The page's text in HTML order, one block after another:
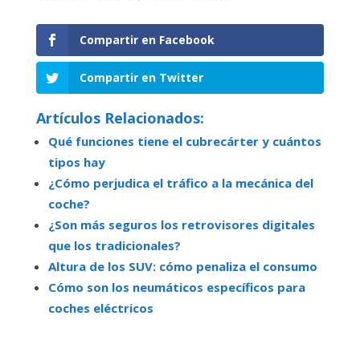
Compartir en Facebook
Compartir en Twitter
Artículos Relacionados:
Qué funciones tiene el cubrecárter y cuántos
tipos hay
¿Cómo perjudica el tráfico a la mecánica del
coche?
¿Son más seguros los retrovisores digitales
que los tradicionales?
Altura de los SUV: cómo penaliza el consumo
Cómo son los neumáticos específicos para
coches eléctricos